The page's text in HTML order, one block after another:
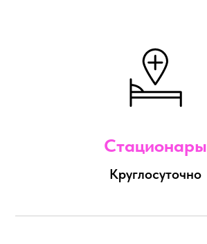
Стационары
Круглосуточно